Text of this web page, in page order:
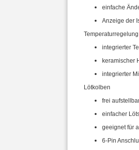
einfache
Anzeige der
Temperaturregelung
integrierter
keramischer
integrierter
​Lötkolben
frei
einfacher
geeignet für
6-Pin